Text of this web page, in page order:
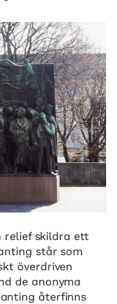
relief skildra ett
står som
överdriven
de anonyma
återfinns